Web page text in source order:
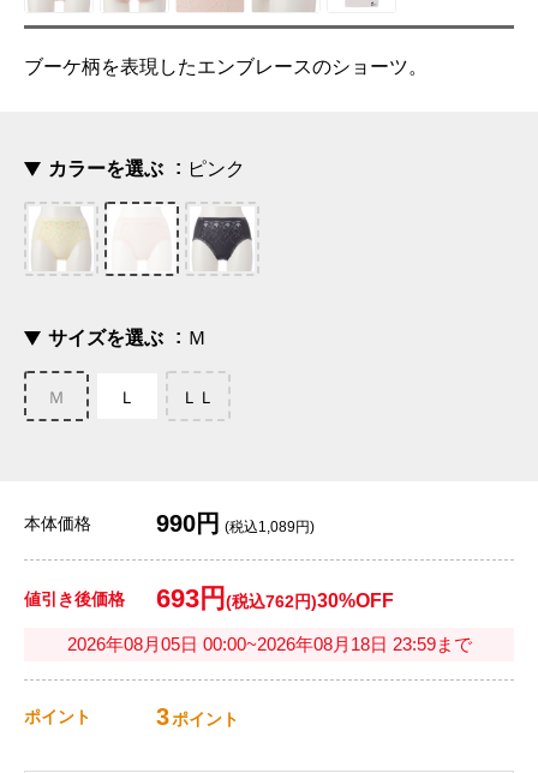
ブーケ柄を表現したエンブレースのショーツ。
カラーを選ぶ ピンク
サイズを選ぶ Ｍ
Ｍ Ｌ ＬＬ
本体価格 990円 (税込1,089円)
値引き後価格 693円 (税込762円)30%OFF
2026年08月05日 00:00~2026年08月18日 23:59まで
ポイント 3ポイント